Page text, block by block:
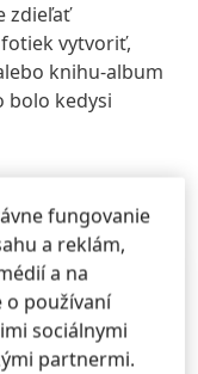
zdieľať
vytvoriť,
knihu-album
bolo kedysi
fungovanie
a reklám,
a na
o používaní
sociálnymi
partnermi.